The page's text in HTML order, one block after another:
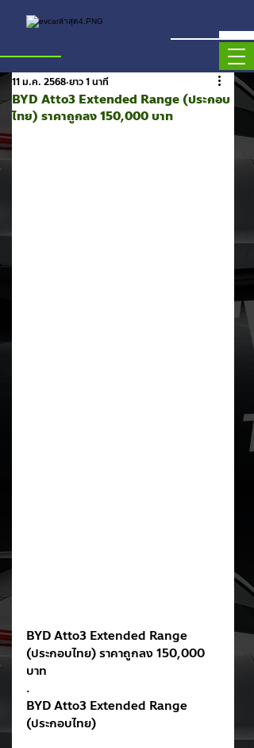
BYD Atto3 Extended Range (ประกอบ
ไทย) ราคาถูกลง 150,000 บาท
11 ม.ค. 2568 ยาว 1 นาที
BYD Atto3 Extended Range
(ประกอบไทย) ราคาถูกลง 150,000
บาท
.
BYD Atto3 Extended Range
(ประกอบไทย)